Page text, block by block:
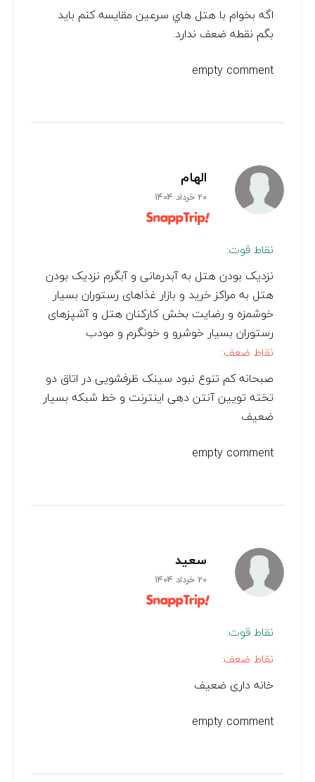
اگه بخوام با هتل هاي سرعين مقايسه كنم بايد
بگم نقطه ضعف ندارد.
empty comment
الهام
20 خرداد 1404
نقاط قوت:
نزدیک بودن هتل به آبدرمانی و آبگرم نزدیک بودن
هتل به مراکز خرید و بازار غذاهای رستوران بسیار
خوشمزه و رضایت بخش کارکنان هتل و آشپزهای
رستوران بسیار خوشرو و خونگرم و مودب
نقاط ضعف:
صبحانه کم تنوع نبود سینک ظرفشویی در اتاق دو
تخته تویین آنتن دهی اینترنت و خط شبکه بسیار
ضعیف
empty comment
سعید
20 خرداد 1404
نقاط قوت:
نقاط ضعف:
خانه داری ضعیف
empty comment